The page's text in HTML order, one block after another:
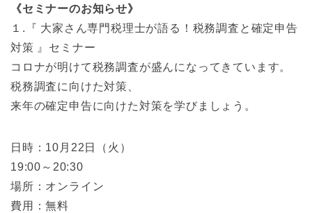
《セミナーのお知らせ》
１.『 大家さん専門税理士が語る！税務調査と確定申告
対策 』セミナー
コロナが明けて税務調査が盛んになってきています。
税務調査に向けた対策、
来年の確定申告に向けた対策を学びましょう。
日時：10月22日（火）
19:00～20:30
場所：オンライン
費用：無料